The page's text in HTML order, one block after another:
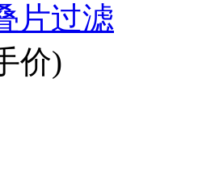
片过滤
价)